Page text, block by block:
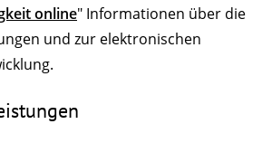
online" Informationen über die
und zur elektronischen